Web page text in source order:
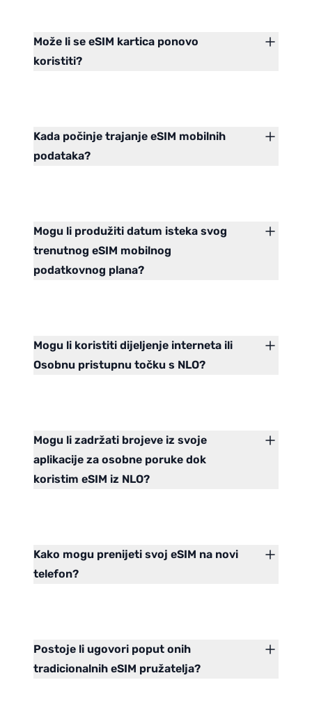
Može li se eSIM kartica ponovo
koristiti?
Kada počinje trajanje eSIM mobilnih
podataka?
Mogu li produžiti datum isteka svog
trenutnog eSIM mobilnog
podatkovnog plana?
Mogu li koristiti dijeljenje interneta ili
Osobnu pristupnu točku s NLO?
Mogu li zadržati brojeve iz svoje
aplikacije za osobne poruke dok
koristim eSIM iz NLO?
Kako mogu prenijeti svoj eSIM na novi
telefon?
Postoje li ugovori poput onih
tradicionalnih eSIM pružatelja?